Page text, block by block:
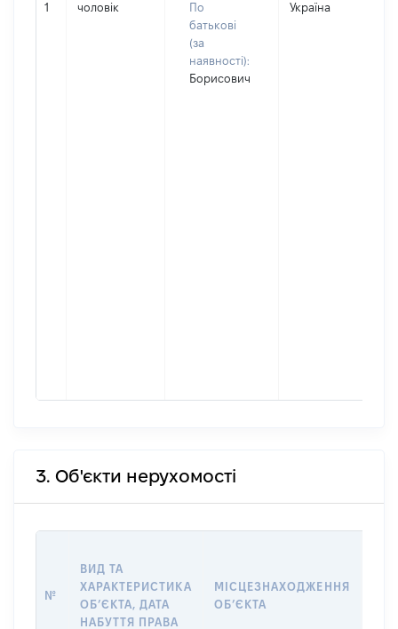
1 чоловік
По
батькові
(за
наявності):
Борисович
Україна
3. Об'єкти нерухомості
№
ВИД ТА
ХАРАКТЕРИСТИКА
ОБʼЄКТА, ДАТА
НАБУТТЯ ПРАВА
МІСЦЕЗНАХОДЖЕННЯ
ОБʼЄКТА